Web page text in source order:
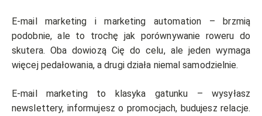
E-mail marketing i marketing automation – brzmią
podobnie, ale to trochę jak porównywanie roweru do
skutera. Oba dowiozą Cię do celu, ale jeden wymaga
więcej pedałowania, a drugi działa niemal samodzielnie.
E-mail marketing to klasyka gatunku – wysyłasz
newslettery, informujesz o promocjach, budujesz relacje.